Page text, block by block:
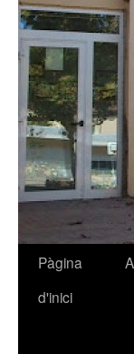
Vés
Pàgina
d'inici